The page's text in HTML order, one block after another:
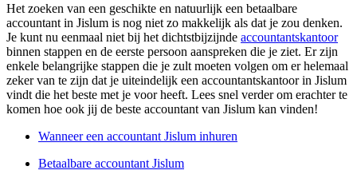
Het zoeken van een geschikte en natuurlijk een betaalbare
accountant in Jislum is nog niet zo makkelijk als dat je zou denken.
Je kunt nu eenmaal niet bij het dichtstbijzijnde accountantskantoor
binnen stappen en de eerste persoon aanspreken die je ziet. Er zijn
enkele belangrijke stappen die je zult moeten volgen om er helemaal
zeker van te zijn dat je uiteindelijk een accountantskantoor in Jislum
vindt die het beste met je voor heeft. Lees snel verder om erachter te
komen hoe ook jij de beste accountant van Jislum kan vinden!
Wanneer een accountant Jislum inhuren
Betaalbare accountant Jislum